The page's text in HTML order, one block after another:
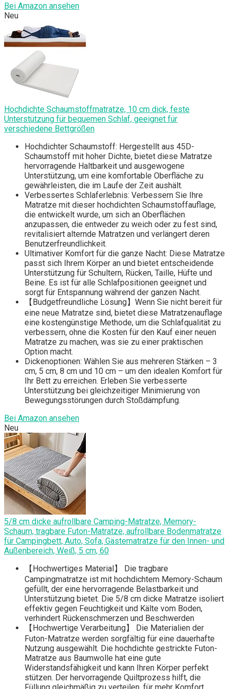
Bei Amazon ansehen
Neu
Hochdichte Schaumstoffmatratze, 10 cm dick, feste
Unterstützung für bequemen Schlaf, geeignet für
verschiedene Bettgrößen
Hochdichter Schaumstoff: Hergestellt aus 45D-
Schaumstoff mit hoher Dichte, bietet diese Matratze
hervorragende Haltbarkeit und ausgewogene
Unterstützung, um eine komfortable Oberfläche zu
gewährleisten, die im Laufe der Zeit aushält.
Verbessertes Schlaferlebnis: Verbessern Sie Ihre
Matratze mit dieser hochdichten Schaumstoffauflage,
die entwickelt wurde, um sich an Oberflächen
anzupassen, die entweder zu weich oder zu fest sind,
revitalisiert alternde Matratzen und verlängert deren
Benutzerfreundlichkeit.
Ultimativer Komfort für die ganze Nacht: Diese Matratze
passt sich Ihrem Körper an und bietet entscheidende
Unterstützung für Schultern, Rücken, Taille, Hüfte und
Beine. Es ist für alle Schlafpositionen geeignet und
sorgt für Entspannung während der ganzen Nacht.
【Budgetfreundliche Lösung】Wenn Sie nicht bereit für
eine neue Matratze sind, bietet diese Matratzenauflage
eine kostengünstige Methode, um die Schlafqualität zu
verbessern, ohne die Kosten für den Kauf einer neuen
Matratze zu machen, was sie zu einer praktischen
Option macht.
Dickenoptionen: Wählen Sie aus mehreren Stärken – 3
cm, 5 cm, 8 cm und 10 cm – um den idealen Komfort für
Ihr Bett zu erreichen. Erleben Sie verbesserte
Unterstützung bei gleichzeitiger Minimierung von
Bewegungsstörungen durch Stoßdämpfung.
Bei Amazon ansehen
Neu
5/8 cm dicke aufrollbare Camping-Matratze, Memory-
Schaum, tragbare Futon-Matratze, aufrollbare Bodenmatratze
für Campingbett, Auto, Sofa, Gästematratze für den Innen- und
Außenbereich, Weiß, 5 cm, 60
【Hochwertiges Material】 Die tragbare
Campingmatratze ist mit hochdichtem Memory-Schaum
gefüllt, der eine hervorragende Belastbarkeit und
Unterstützung bietet. Die 5/8 cm dicke Matratze isoliert
effektiv gegen Feuchtigkeit und Kälte vom Boden,
verhindert Rückenschmerzen und Beschwerden
【Hochwertige Verarbeitung】 Die Materialien der
Futon-Matratze werden sorgfältig für eine dauerhafte
Nutzung ausgewählt. Die hochdichte gestrickte Futon-
Matratze aus Baumwolle hat eine gute
Widerstandsfähigkeit und kann Ihren Körper perfekt
stützen. Der hervorragende Quiltprozess hilft, die